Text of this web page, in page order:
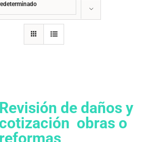
Revisión de daños y
cotización  obras o
reformas